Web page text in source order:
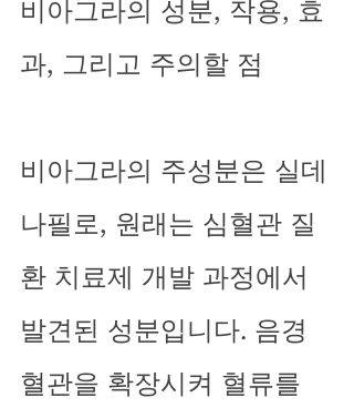
비아그라의 성분, 작용, 효
과, 그리고 주의할 점
비아그라의 주성분은 실데
나필로, 원래는 심혈관 질
환 치료제 개발 과정에서
발견된 성분입니다. 음경
혈관을 확장시켜 혈류를